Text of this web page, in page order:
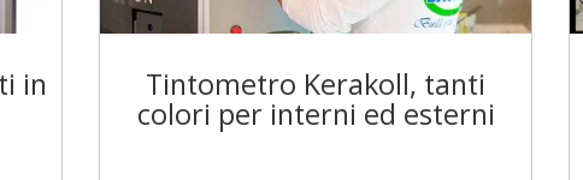
in Tintometro Kerakoll, tanti
colori per interni ed esterni